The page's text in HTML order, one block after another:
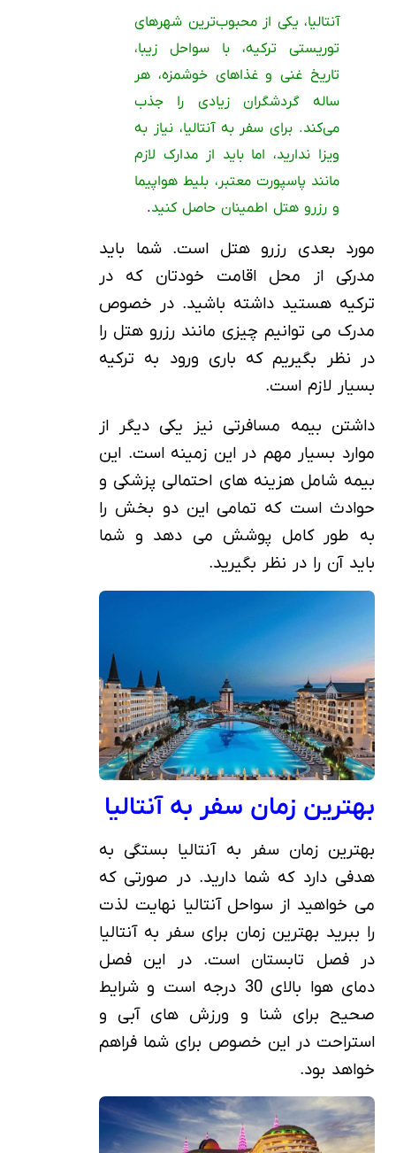
آنتالیا، یکی از محبوب‌ترین شهرهای
توریستی ترکیه، با سواحل زیبا،
تاریخ غنی و غذاهای خوشمزه، هر
ساله گردشگران زیادی را جذب
می‌کند. برای سفر به آنتالیا، نیاز به
ویزا ندارید، اما باید از مدارک لازم
مانند پاسپورت معتبر، بلیط هواپیما
و رزرو هتل اطمینان حاصل کنید.
مورد بعدی رزرو هتل است. شما باید
مدرکی از محل اقامت خودتان که در
ترکیه هستید داشته باشید. در خصوص
مدرک می توانیم چیزی مانند رزرو هتل را
در نظر بگیریم که باری ورود به ترکیه
بسیار لازم است.
داشتن بیمه مسافرتی نیز یکی دیگر از
موارد بسیار مهم در این زمینه است. این
بیمه شامل هزینه های احتمالی پزشکی و
حوادث است که تمامی این دو بخش را
به طور کامل پوشش می دهد و شما
باید آن را در نظر بگیرید.
بهترین زمان سفر به آنتالیا
بهترین زمان سفر به آنتالیا بستگی به
هدفی دارد که شما دارید. در صورتی که
می خواهید از سواحل آنتالیا نهایت لذت
را ببرید بهترین زمان برای سفر به آنتالیا
در فصل تابستان است. در این فصل
دمای هوا بالای 30 درجه است و شرایط
صحیح برای شنا و ورزش های آبی و
استراحت در این خصوص برای شما فراهم
خواهد بود.